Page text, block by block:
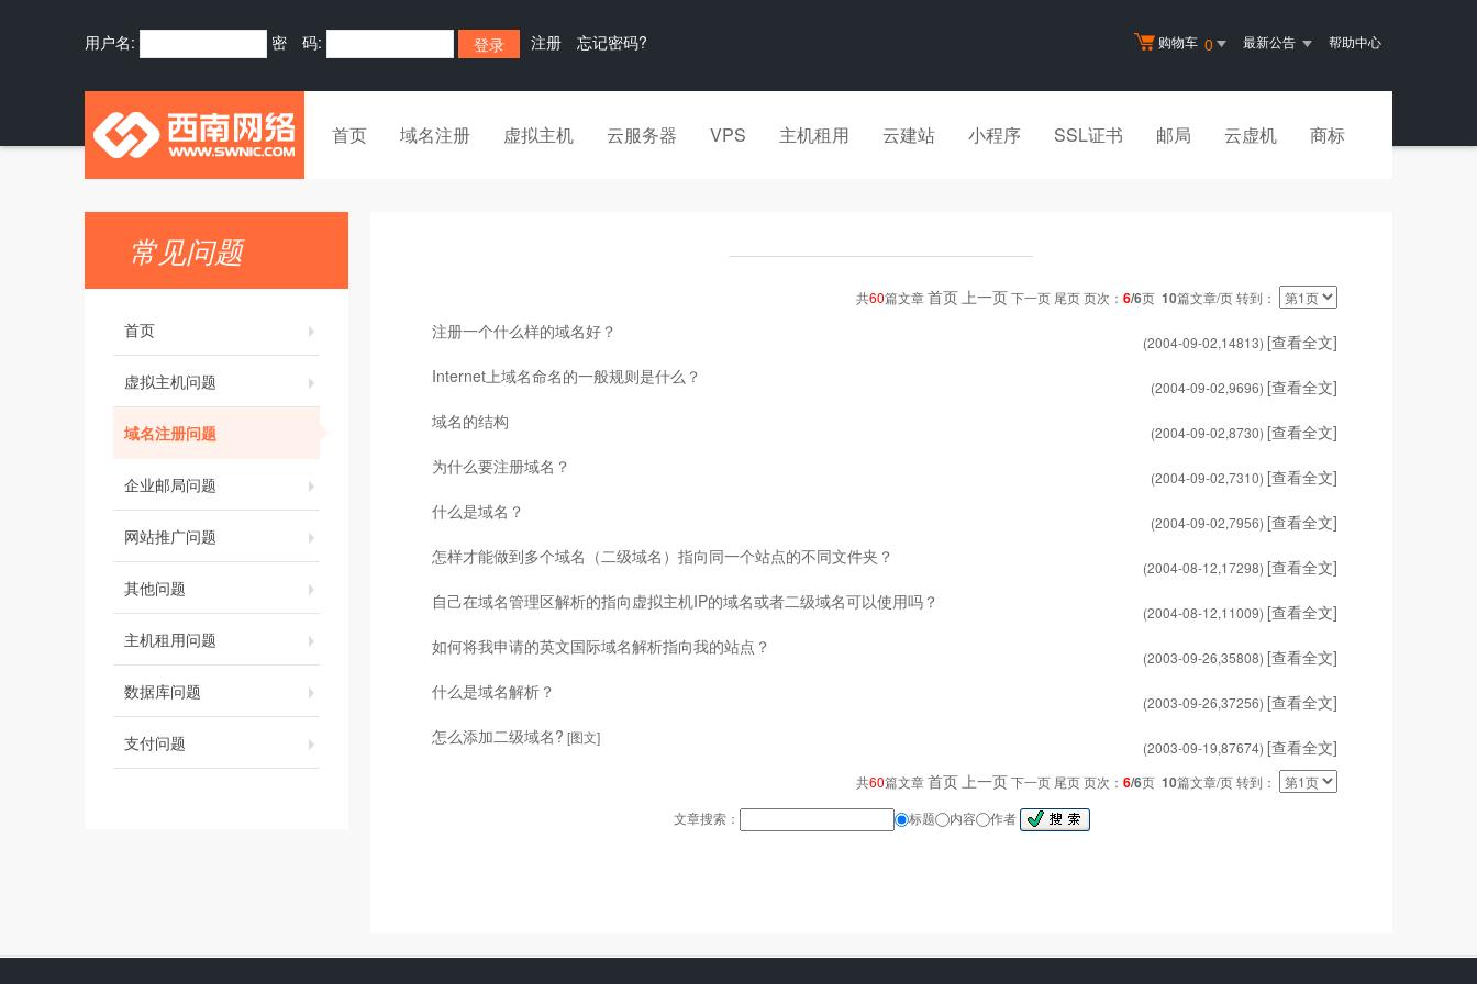
购物车 0 最新公告 帮助中心
用户名: 密 码: 注册 忘记密码?
首页 域名注册 虚拟主机 云服务器 VPS 主机租用 云建站 小程序 SSL证书 邮局 云虚机 商标
常见问题
首页
虚拟主机问题
域名注册问题
企业邮局问题
网站推广问题
其他问题
主机租用问题
数据库问题
支付问题
共60篇文章首页上一页下一页 尾页 页次： 6/6页 10篇文章/页 转到：
注册一个什么样的域名好？
(2004-09-02,14813) [查看全文]
Internet上域名命名的一般规则是什么？
(2004-09-02,9696) [查看全文]
域名的结构
(2004-09-02,8730) [查看全文]
为什么要注册域名？
(2004-09-02,7310) [查看全文]
什么是域名？
(2004-09-02,7956) [查看全文]
怎样才能做到多个域名（二级域名）指向同一个站点的不同文件夹？
(2004-08-12,17298) [查看全文]
自己在域名管理区解析的指向虚拟主机IP的域名或者二级域名可以使用吗？
(2004-08-12,11009) [查看全文]
如何将我申请的英文国际域名解析指向我的站点？
(2003-09-26,35808) [查看全文]
什么是域名解析？
(2003-09-26,37256) [查看全文]
怎么添加二级域名? [图文]
(2003-09-19,87674) [查看全文]
共60篇文章首页上一页下一页 尾页 页次： 6/6页 10篇文章/页 转到：
文章搜索：
标题 内容 作者